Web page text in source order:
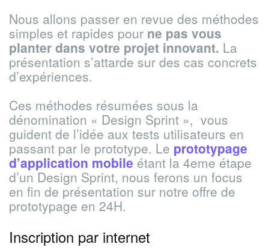
Nous allons passer en revue des méthodes
simples et rapides pour ne pas vous
planter dans votre projet innovant. La
présentation s’attarde sur des cas concrets
d’expériences.
Ces méthodes résumées sous la
dénomination « Design Sprint », vous
guident de l’idée aux tests utilisateurs en
passant par le prototype. Le prototypage
d’application mobile étant la 4eme étape
d’un Design Sprint, nous ferons un focus
en fin de présentation sur notre offre de
prototypage en 24H.
Inscription par internet